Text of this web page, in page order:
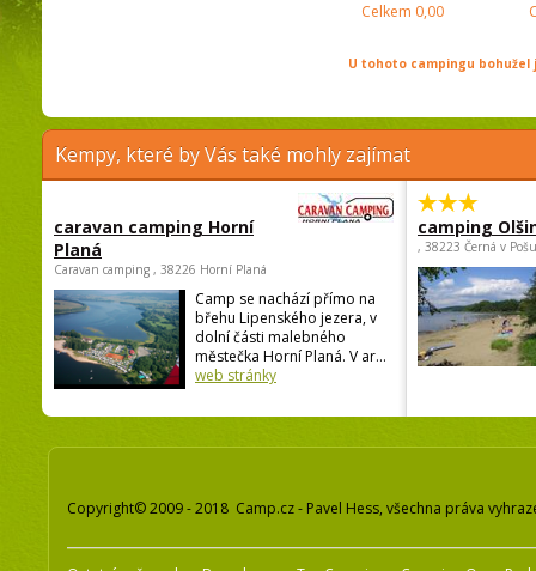
Celkem 0,00
U tohoto campingu
Kempy, které by Vás také mohly zajímat
caravan camping Horní
Planá
Caravan camping , 38226 Horní Planá
Camp se nachází přímo na
břehu Lipenského jezera, v
dolní části malebného
městečka Horní Planá. V ar...
web stránky
camping
, 38223 Černá v
Copyright© 2009 - 2018 Camp.cz - Pavel Hess, všechna práva